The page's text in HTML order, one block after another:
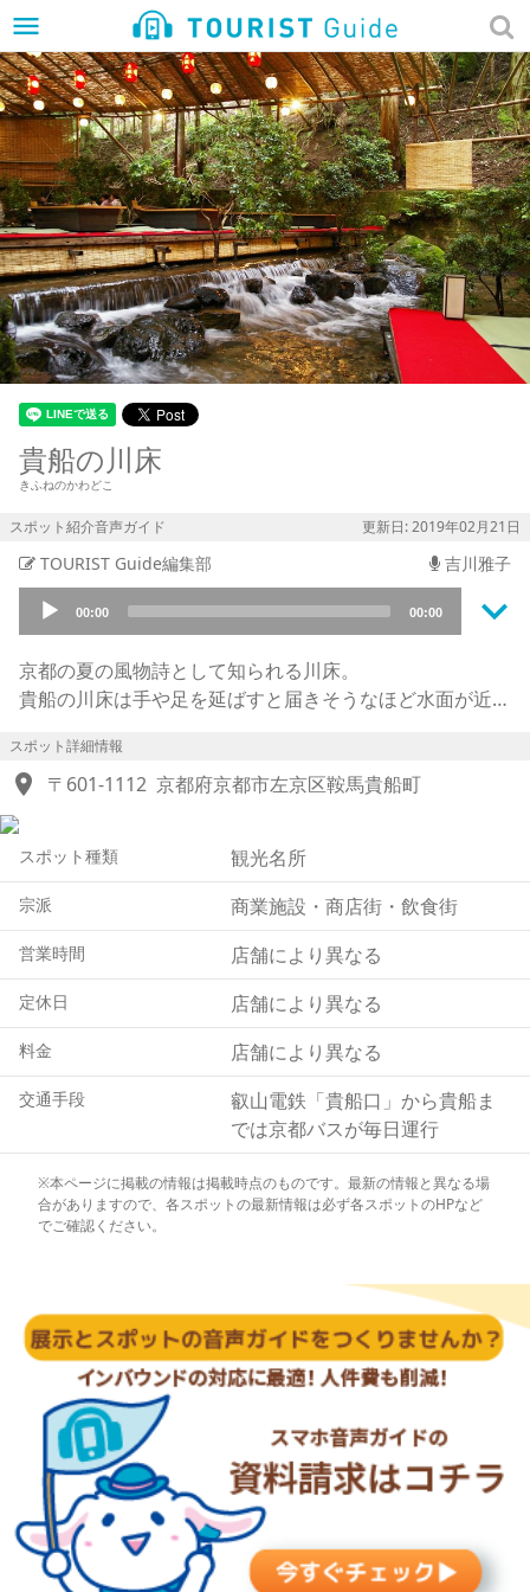
menu
貴船の川床
きふねのかわどこ
スポット紹介音声ガイド 更新日: 2019年02月21日
TOURIST Guide編集部 吉川雅子
Audio
Player
00:00 00:00 keyboard_arrow_down
京都の夏の風物詩として知られる川床。
貴船の川床は手や足を延ばすと届きそうなほど水面が近
できます。
安土桃山時代に蒸し暑い京都の夏を涼しい水面の近くに桟
約20軒の料理屋や旅館が立ち並び、会席料理屋、川床料
理、流しそうめんなど、それぞれの料理屋のおもてなしが
あります。
お天気が悪い時は川床に下りることができませんが、非常
に人気が高く混雑が予想されるため、事前にお店や旅館の
情報をチェックして予約していくことをお勧めします。
貴船川は京都盆地特有の暑さを感じる街中に比べると10
度近く気温が低いので、天然クーラーがひんやりと心地い
い川床で京都らしい食事を楽しんでみましょう。
スポット詳細情報
location_on 〒601-1112 京都府京都市左京区鞍馬貴船町
スポット種類 観光名所
宗派 商業施設・商店街・飲食街
営業時間 店舗により異なる
定休日 店舗により異なる
料金 店舗により異なる
交通手段
叡山電鉄「貴船口」から貴船ま
では京都バスが毎日運行
※本ページに掲載の情報は掲載時点のものです。最新の情報と異なる場
合がありますので、各スポットの最新情報は必ず各スポットのHPなど
でご確認ください。